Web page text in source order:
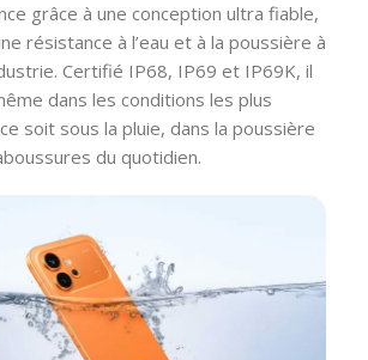
grâce à une conception ultra fiable,
résistance à l’eau et à la poussière à
Certifié IP68, IP69 et IP69K, il
dans les conditions les plus
soit sous la pluie, dans la poussière
du quotidien.